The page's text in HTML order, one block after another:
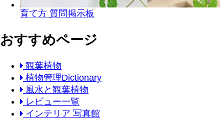
育て方 質問掲示板
おすすめページ
観葉植物
植物管理Dictionary
風水と観葉植物
レビュー一覧
インテリア 写真館